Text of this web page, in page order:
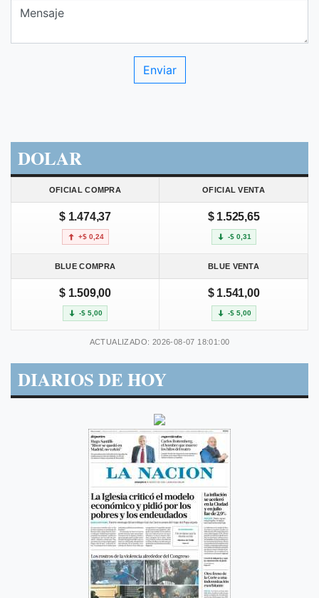
DOLAR
OFICIAL COMPRA OFICIAL VENTA
$ 1.474,37
+$ 0,24
$ 1.525,65
-$ 0,31
BLUE COMPRA BLUE VENTA
$ 1.509,00
-$ 5,00
$ 1.541,00
-$ 5,00
ACTUALIZADO: 2026-08-07 18:01:00
DIARIOS DE HOY